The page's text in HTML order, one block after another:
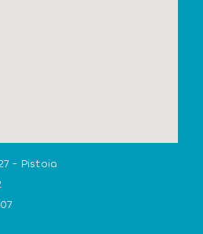
- Pistoia